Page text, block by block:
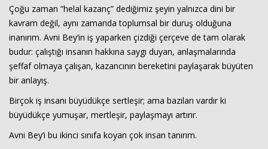
Çoğu zaman “helal kazanç” dediğimiz şeyin yalnızca dini bir
kavram değil, aynı zamanda toplumsal bir duruş olduğuna
inanırım. Avni Bey’in iş yaparken çizdiği çerçeve de tam olarak
budur: çalıştığı insanın hakkına saygı duyan, anlaşmalarında
şeffaf olmaya çalışan, kazancının bereketini paylaşarak büyüten
bir anlayış.
Birçok iş insanı büyüdükçe sertleşir; ama bazıları vardır ki
büyüdükçe yumuşar, mertleşir, paylaşmayı artırır.
Avni Bey’i bu ikinci sınıfa koyan çok insan tanırım.